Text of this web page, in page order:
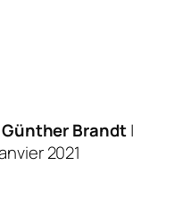
Günther Brandt|
2021